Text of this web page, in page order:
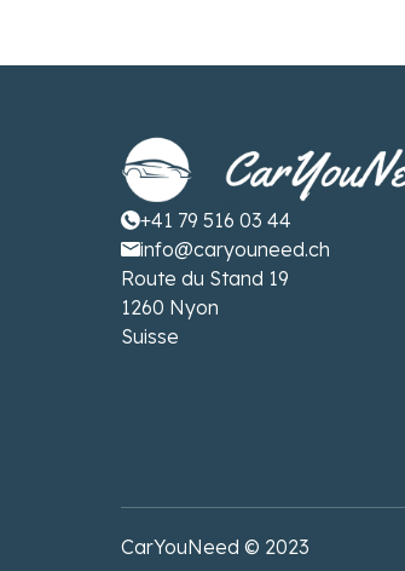
+41 79 516 03 44
info@caryouneed.ch
Route du Stand 19
1260 Nyon
Suisse
CarYouNeed © 2023